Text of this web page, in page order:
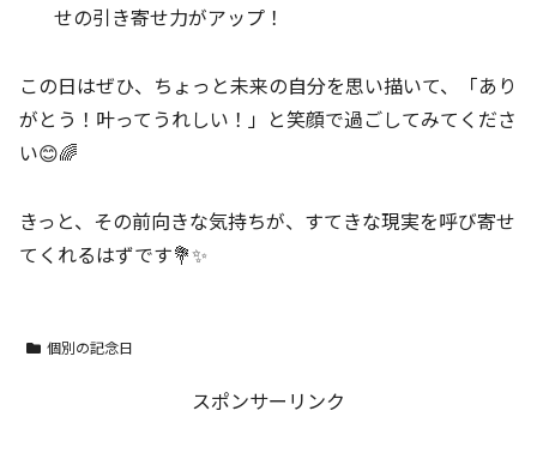
せの引き寄せ力がアップ！
この日はぜひ、ちょっと未来の自分を思い描いて、「あり
がとう！叶ってうれしい！」と笑顔で過ごしてみてくださ
い😊🌈
きっと、その前向きな気持ちが、すてきな現実を呼び寄せ
てくれるはずです💐✨
個別の記念日
スポンサーリンク